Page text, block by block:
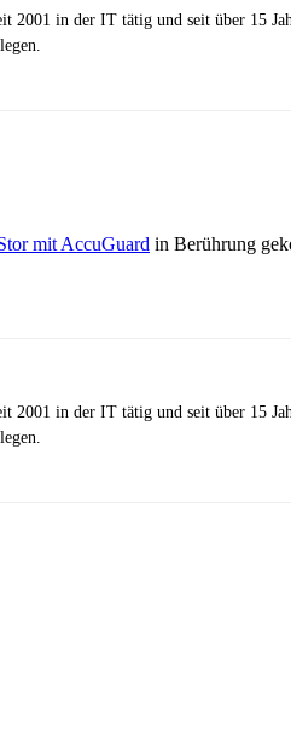
2001 in der IT tätig und seit über 15
mit AccuGuard in Berührung
2001 in der IT tätig und seit über 15